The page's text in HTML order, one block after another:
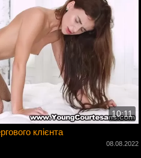
10:11
клієнта
08.08.2022